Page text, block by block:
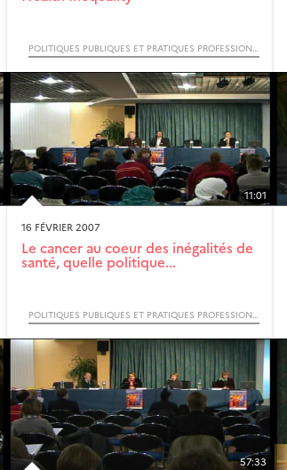
POLITIQUES PUBLIQUES ET PRATIQUES PROFESSIONNELLES FACE AUX INÉGALITÉS SOCIALES DE SANTÉ (COLLOQUE INTERNATIONAL)
11:01
16 FÉVRIER 2007
Le cancer au coeur des inégalités de
santé, quelle politique...
POLITIQUES PUBLIQUES ET PRATIQUES PROFESSIONNELLES FACE AUX INÉGALITÉS SOCIALES DE SANTÉ (COLLOQUE INTERNATIONAL)
57:33